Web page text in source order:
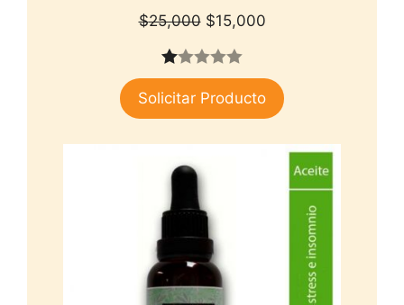
$25,000 El
original
$25,000.
$15,000El
es:
$15,000.
1.
00
Solicitar Producto